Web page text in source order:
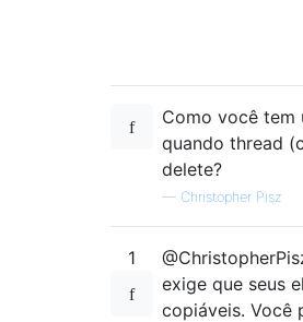
Como você tem
quando thread
delete?
— Christopher Pisz
1
exige que seus
copiáveis. Você